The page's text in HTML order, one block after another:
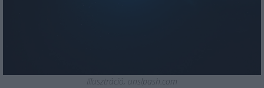
Illusztráció, unslpash.com